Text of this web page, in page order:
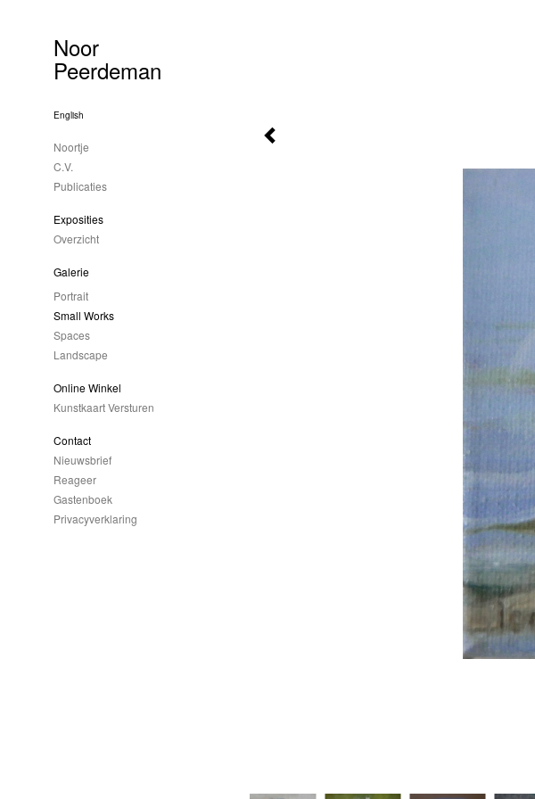
Noor
Peerdeman
English
Noortje
C.V.
Publicaties
Exposities
Overzicht
Galerie
Portrait
Small Works
Spaces
Landscape
Online Winkel
Kunstkaart Versturen
Contact
Nieuwsbrief
Reageer
Gastenboek
Privacyverklaring